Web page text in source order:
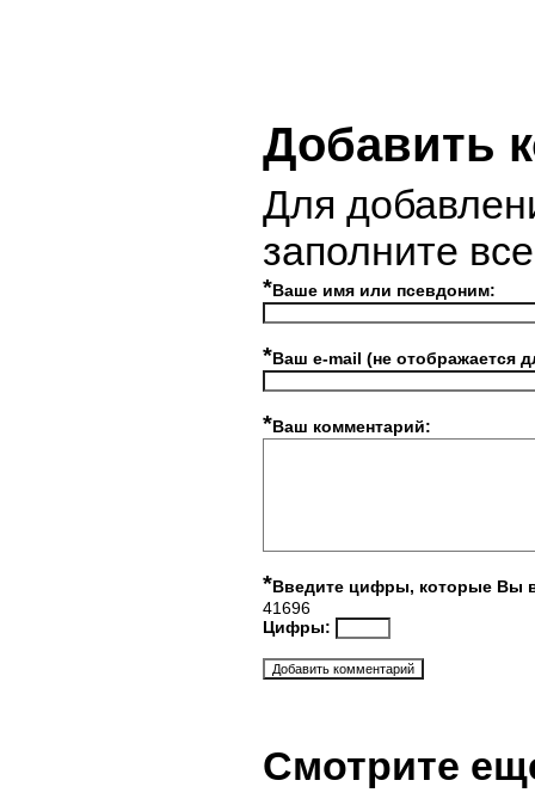
Добавить
Для
заполните
*Ваше имя или псевдоним:
*Ваш e-mail (не отображается
*Ваш комментарий:
*Введите цифры, которые Вы
41696
Цифры:
Смотрите